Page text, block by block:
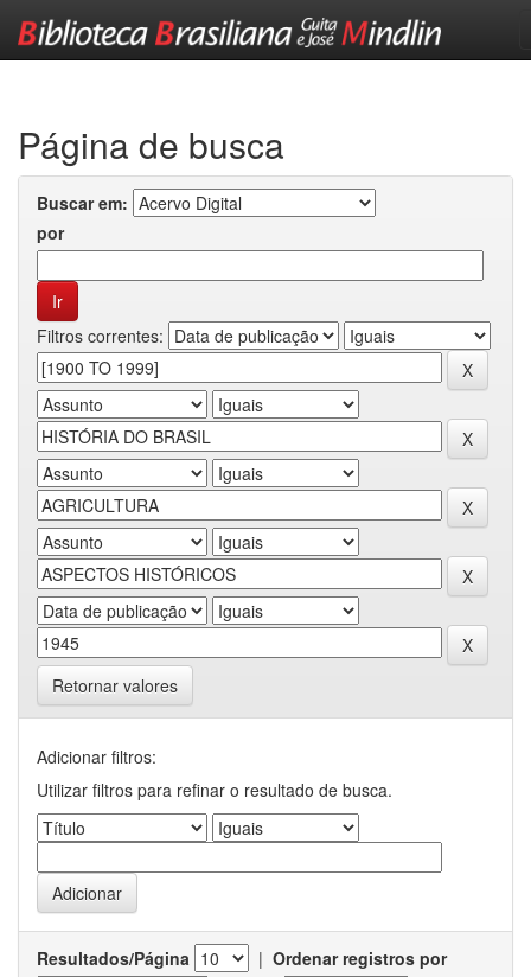
Página de busca
Buscar em:
por
Filtros correntes:
Retornar valores
Adicionar filtros:
Utilizar filtros para refinar o resultado de busca.
Resultados/Página | Ordenar registros por